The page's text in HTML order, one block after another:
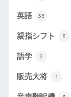
英語 33
親指シフト 8
語学 3
販売大将 1